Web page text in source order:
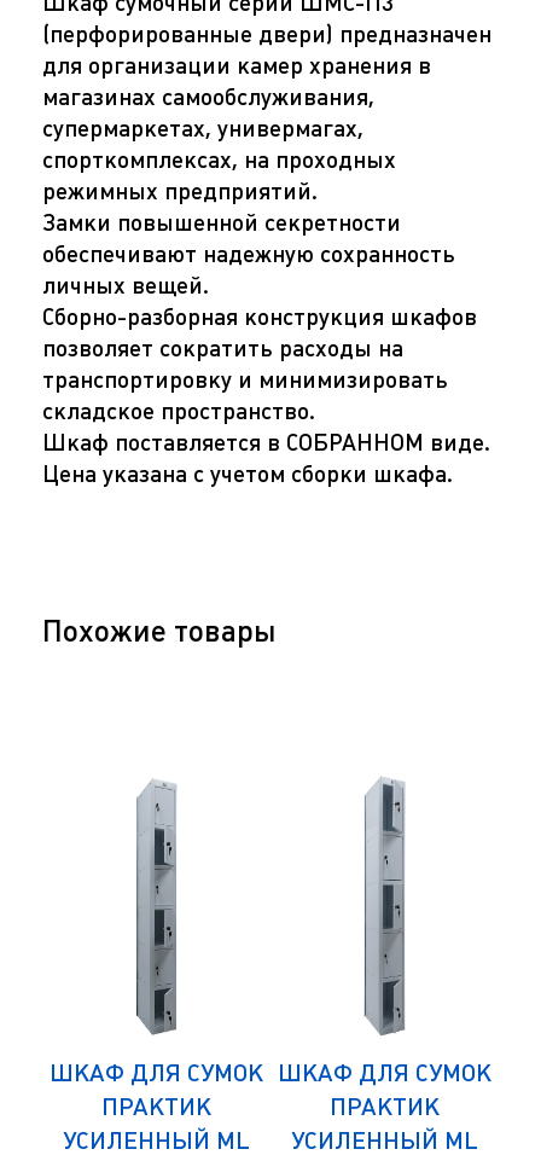
(перфорированные двери) предназначен
для организации камер хранения в
магазинах самообслуживания,
супермаркетах, универмагах,
спорткомплексах, на проходных
режимных предприятий.
Замки повышенной секретности
обеспечивают надежную сохранность
личных вещей.
Сборно-разборная конструкция шкафов
позволяет сократить расходы на
транспортировку и минимизировать
складское пространство.
Шкаф поставляется в СОБРАННОМ виде.
Цена указана с учетом сборки шкафа.
Похожие товары
ШКАФ ДЛЯ СУМОК
ПРАКТИК
УСИЛЕННЫЙ ML
ШКАФ ДЛЯ СУМОК
ПРАКТИК
УСИЛЕННЫЙ ML